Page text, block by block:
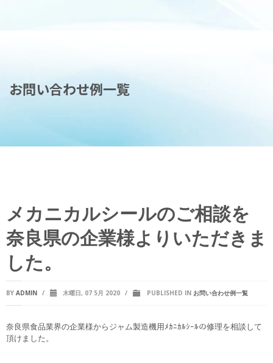
お問い合わせ例一覧
メカニカルシールのご相談を
奈良県の企業様よりいただきま
した。
BY ADMIN / 木曜日, 07 5月 2020 / PUBLISHED IN お問い合わせ例一覧
奈良県食品業界の企業様からジャム製造機用ﾒｶﾆｶﾙｼｰﾙの修理を相談して
頂けました。